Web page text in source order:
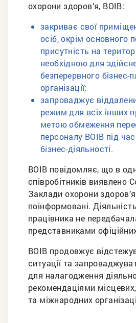
охорони здоров’я, ВОІВ:
закриває свої
осіб, окрім основного
присутність на
необхідною для
безперервного бізнес-
організації;
запроваджує
режим для всіх інших
метою обмеження
персоналу ВОІВ під
бізнес-діяльності.
ВОІВ повідомляє, що в
співробітників виявлено
Заклади охорони
поінформовані.
працівника не
представниками
ВОІВ продовжує
ситуації та
для налагодження
рекомендаціями
та міжнародних